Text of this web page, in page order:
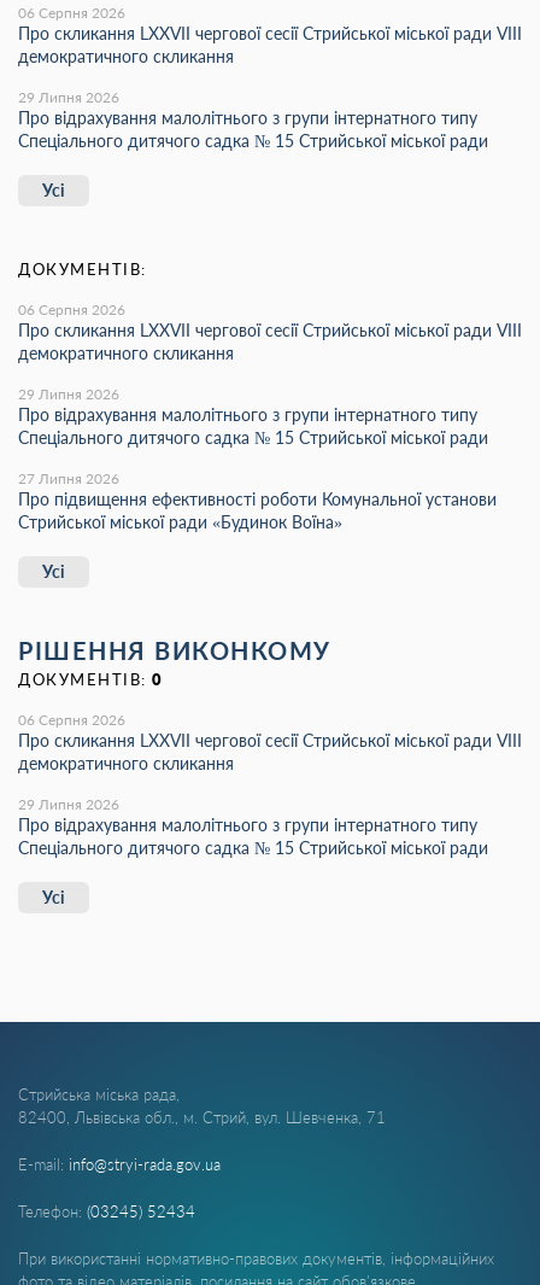
06 Серпня 2026
Про скликання LХХVІІ чергової сесії Стрийської міської ради VIII
демократичного скликання
29 Липня 2026
Про відрахування малолітнього з групи інтернатного типу
Спеціального дитячого садка № 15 Стрийської міської ради
Усі
ДОКУМЕНТІВ:
06 Серпня 2026
Про скликання LХХVІІ чергової сесії Стрийської міської ради VIII
демократичного скликання
29 Липня 2026
Про відрахування малолітнього з групи інтернатного типу
Спеціального дитячого садка № 15 Стрийської міської ради
27 Липня 2026
Про підвищення ефективності роботи Комунальної установи
Стрийської міської ради «Будинок Воїна»
Усі
РІШЕННЯ ВИКОНКОМУ
ДОКУМЕНТІВ: 0
06 Серпня 2026
Про скликання LХХVІІ чергової сесії Стрийської міської ради VIII
демократичного скликання
29 Липня 2026
Про відрахування малолітнього з групи інтернатного типу
Спеціального дитячого садка № 15 Стрийської міської ради
Усі
Стрийська міська рада,
82400, Львівська обл., м. Стрий, вул. Шевченка, 71
E-mail: info@stryi-rada.gov.ua
Телефон: (03245) 52434
При використанні нормативно-правових документів, інформаційних